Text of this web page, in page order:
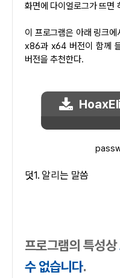
화면에 다이얼로그가 뜨면
이 프로그램은 아래 링크
x86과 x64 버전이 함께
버전을 추천한다.
덧1. 알리는 말씀
프로그램의 특성상
수 없습니다.